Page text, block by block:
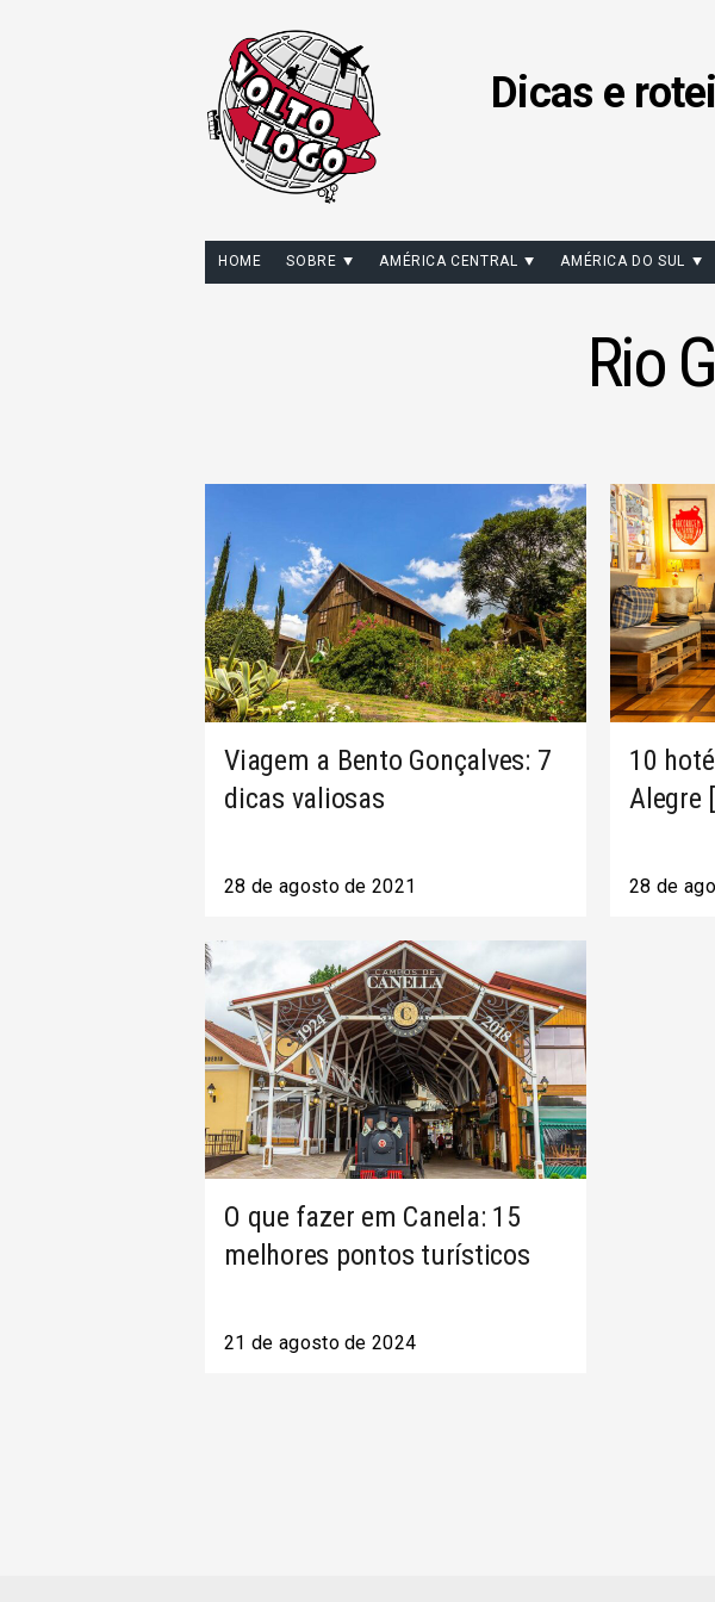
Dicas e
HOME SOBRE AMÉRICA CENTRAL AMÉRICA DO SUL
Rio
Viagem a Bento Gonçalves: 7
dicas valiosas
28 de agosto de 2021
10
Alegre
28 de
O que fazer em Canela: 15
melhores pontos turísticos
21 de agosto de 2024